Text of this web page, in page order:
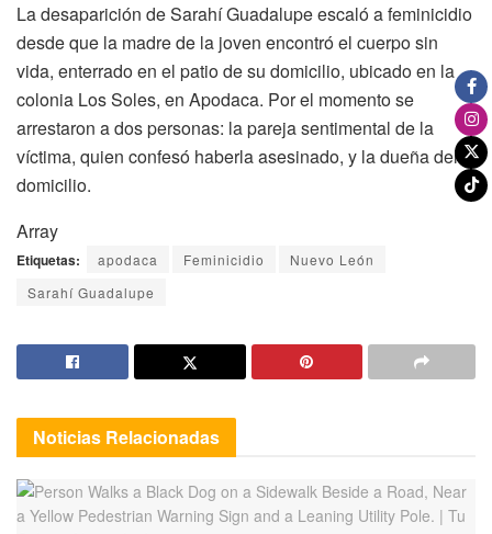
La desaparición de Sarahí Guadalupe escaló a feminicidio
desde que la madre de la joven encontró el cuerpo sin
vida, enterrado en el patio de su domicilio, ubicado en la
colonia Los Soles, en Apodaca. Por el momento se
arrestaron a dos personas: la pareja sentimental de la
víctima, quien confesó haberla asesinado, y la dueña del
domicilio.
Array
Etiquetas: apodaca Feminicidio
Nuevo León
Sarahí Guadalupe
Noticias Relacionadas